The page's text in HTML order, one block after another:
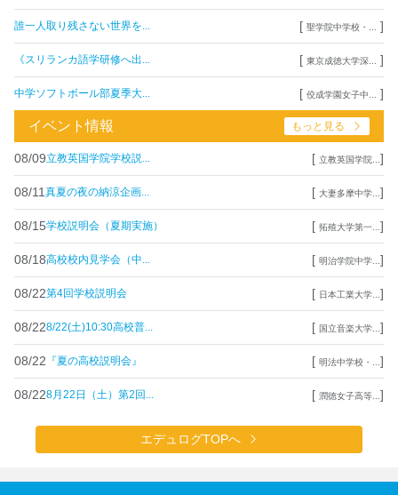
誰一人取り残さない世界を... [ 聖学院中学校・... ]
《スリランカ語学研修へ出... [ 東京成徳大学深... ]
中学ソフトボール部夏季大... [ 佼成学園女子中... ]
イベント情報 もっと見る
08/09立教英国学院学校説... [ 立教英国学院... ]
08/11 真夏の夜の納涼企画... [ 大妻多摩中学... ]
08/15学校説明会（夏期実施） [ 拓殖大学第一... ]
08/18高校校内見学会（中... [ 明治学院中学... ]
08/22第4回学校説明会 [ 日本工業大学... ]
08/228/22(土)10:30高校普... [ 国立音楽大学... ]
08/22 『夏の高校説明会』 [ 明法中学校・... ]
08/228月22日（土）第2回... [ 潤徳女子高等... ]
エデュログTOPへ